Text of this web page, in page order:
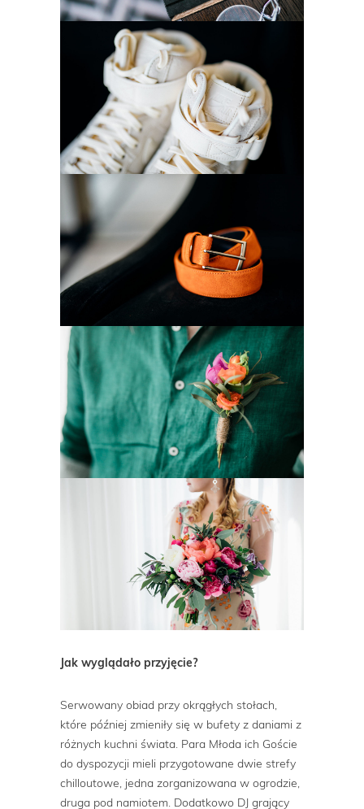
Jak wyglądało przyjęcie?
Serwowany obiad przy okrągłych stołach,
które później zmieniły się w bufety z daniami z
różnych kuchni świata. Para Młoda ich Goście
do dyspozycji mieli przygotowane dwie strefy
chilloutowe, jedna zorganizowana w ogrodzie,
druga pod namiotem. Dodatkowo DJ grający